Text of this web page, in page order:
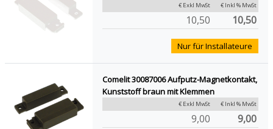
€ Exkl MwSt € Inkl % MwSt
10,50 10,50
Nur für Installateure
Comelit 30087006 Aufputz-Magnetkontakt,
Kunststoff braun mit Klemmen
€ Exkl MwSt € Inkl % MwSt
9,00 9,00